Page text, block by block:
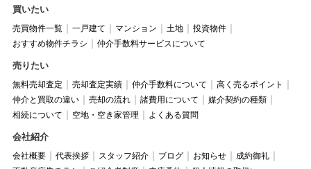
買いたい
売買物件一覧 一戸建て マンション 土地
投資物件
おすすめ物件チラシ
仲介手数料サービスについて
売りたい
無料売却査定 売却査定実績 仲介手数料について
高く売るポイント
仲介と買取の違い
売却の流れ 諸費用について
媒介契約の種類
相続について
空地・空き家管理 よくある質問
会社紹介
会社概要 代表挨拶 スタッフ紹介 ブログ お知らせ
成約御礼